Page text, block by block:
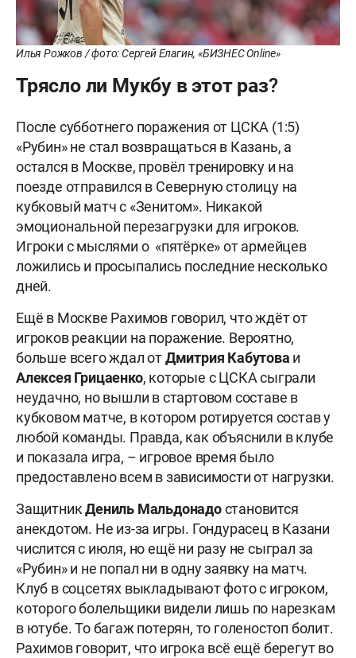
Илья Рожков / фото: Сергей Елагин, «БИЗНЕС Online»
Трясло ли Мукбу в этот раз?
После субботнего поражения от ЦСКА (1:5)
«Рубин» не стал возвращаться в Казань, а
остался в Москве, провёл тренировку и на
поезде отправился в Северную столицу на
кубковый матч с «Зенитом». Никакой
эмоциональной перезагрузки для игроков.
Игроки с мыслями о «пятёрке» от армейцев
ложились и просыпались последние несколько
дней.
Ещё в Москве Рахимов говорил, что ждёт от
игроков реакции на поражение. Вероятно,
больше всего ждал отДмитрия Кабутова и
Алексея Грицаенко, которые с ЦСКА сыграли
неудачно, но вышли в стартовом составе в
кубковом матче, в котором ротируется состав у
любой команды. Правда, как объяснили в клубе
и показала игра, – игровое время было
предоставлено всем в зависимости от нагрузки.
ЗащитникДениль Мальдонадостановится
анекдотом. Не из-за игры. Гондурасец в Казани
числится с июля, но ещё ни разу не сыграл за
«Рубин» и не попал ни в одну заявку на матч.
Клуб в соцсетях выкладывают фото с игроком,
которого болельщики видели лишь по нарезкам
в ютубе. То багаж потерян, то голеностоп болит.
Рахимов говорит, что игрока всё ещё берегут во